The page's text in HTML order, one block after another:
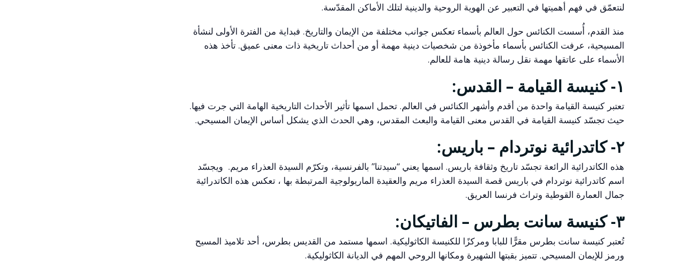
لنتعمّق في فهم أهميتها في التعبير عن الهوية الروحية والدينية لتلك الأماكن المقدّسة.
منذ القدم، أُسست الكنائس حول العالم بأسماء تعكس جوانب مختلفة من الإيمان والتاريخ. فبداية من الفترة الأولى لنشأة
المسيحية، عرفت الكنائس بأسماء مأخوذة من شخصيات دينية مهمة أو من أحداث تاريخية ذات معنى عميق. تأخذ هذه
الأسماء على عاتقها مهمة نقل رسالة دينية هامة للعالم.
١- كنيسة القيامة – القدس:
تعتبر كنيسة القيامة واحدة من أقدم وأشهر الكنائس في العالم. تحمل اسمها تأثير الأحداث التاريخية الهامة التي جرت فيها.
حيث تجسّد كنيسة القيامة في القدس معنى القيامة والبعث المقدس، وهي الحدث الذي يشكل أساس الإيمان المسيحي.
٢- كاتدرائية نوتردام – باريس:
هذه الكاتدرائية الرائعة تجسّد تاريخ وثقافة باريس. اسمها يعني “سيدتنا” بالفرنسية، وتكرّم السيدة العذراء مريم. ويجسّد
اسم كاتدرائية نوتردام في باريس قصة السيدة العذراء مريم والعقيدة الماريولوجية المرتبطة بها ، تعكس هذه الكاتدرائية
جمال العمارة القوطية وتراث فرنسا العريق.
٣- كنيسة سانت بطرس – الفاتيكان:
تُعتبر كنيسة سانت بطرس مقرًّا للبابا ومركزًا للكنيسة الكاثوليكية. اسمها مستمد من القديس بطرس، أحد تلاميذ المسيح
ورمز للإيمان المسيحي. تتميز بقبتها الشهيرة ومكانها الروحي المهم في الديانة الكاثوليكية.